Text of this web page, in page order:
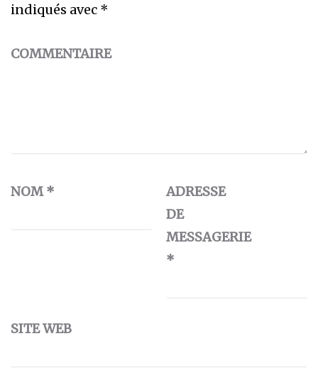
indiqués avec *
COMMENTAIRE
NOM*
ADRESSE
DE
MESSAGERIE
*
SITE WEB